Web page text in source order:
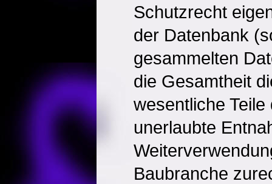
Schutzrecht
der Datenbank
gesammelten
die Gesamtheit
wesentliche
unerlaubte
Baubranche